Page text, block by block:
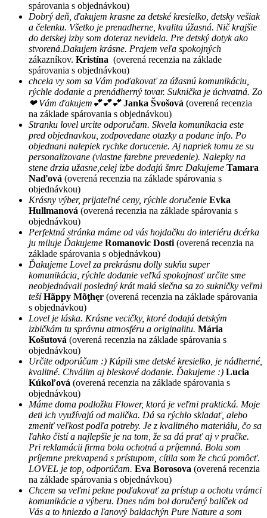
spárovania s objednávkou)
Dobrý deň, ďakujem krasne za detské kresielko, detsky vešiak
a čelenku. Všetko je prenadherne, kvalita úžasná. Nič krajšie
do detskej izby som doteraz nevidela. Pre detský dotyk ako
stvorená.Dakujem krásne. Prajem veľa spokojných
zákazníkov. Kristína (overená recenzia na základe
spárovania s objednávkou)
chcela vy som sa Vám poďakovať za úžasnú komunikáciu,
rýchle dodanie a prenádherný tovar. Suknička je úchvatná. Zo
❤ Vám ďakujem💕💕💕 Janka Švošová (overená recenzia
na základe spárovania s objednávkou)
Stranku lovel urcite odporučam. Skvela komunikacia este
pred objednavkou, zodpovedane otazky a podane info. Po
objednani nalepiek rychke dorucenie. Aj napriek tomu ze su
personalizovane (vlastne farebne prevedenie). Nalepky na
stene drzia užasne,celej izbe dodajú šmrc Dakujeme Tamara
Naďová (overená recenzia na základe spárovania s
objednávkou)
Krásny výber, prijateľné ceny, rýchle doručenie Evka
Hullmanová (overená recenzia na základe spárovania s
objednávkou)
Perfektná stránka máme od vás hojdačku do interiéru dcérka
ju miluje Ďakujeme Romanovic Dosti (overená recenzia na
základe spárovania s objednávkou)
Ďakujeme Lovel za prekrásnu dolly sukňu super
komunikácia, rýchle dodanie veľká spokojnosť určite sme
neobjednávali posledný krát malá slečna sa zo sukničky veľmi
tešíHãppy Mõţhęr (overená recenzia na základe spárovania
s objednávkou)
Lovel je láska. Krásne vecičky, ktoré dodajú detským
izbičkám tu správnu atmosféru a originalitu. Mária
Košutová (overená recenzia na základe spárovania s
objednávkou)
Určite odporúčam :) Kúpili sme detské kresielko, je nádherné,
kvalitné. Chválim aj bleskové dodanie. Ďakujeme :) Lucia
Kúkoľová (overená recenzia na základe spárovania s
objednávkou)
Máme doma podložku Flower, ktorá je veľmi praktická. Moje
deti ich využívajú od malička. Dá sa rýchlo skladať, alebo
zmeniť veľkost podľa potreby. Je z kvalitného materiálu, čo sa
ľahko čistí a najlepšie je na tom, že sa dá prať aj v pračke.
Pri reklamácii firma bola ochotná a príjemná. Bola som
príjemne prekvapená s prístupom, cítila som že chcú pomôcť.
LOVEL je top, odporúčam. Eva Borosova (overená recenzia
na základe spárovania s objednávkou)
Chcem sa veľmi pekne poďakovať za prístup a ochotu vrámci
komunikácie a výberu. Dnes nám bol doručený balíček od
Vás a to hniezdo a ľanový baldachýn Pure Nature a som